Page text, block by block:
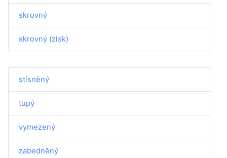
skrovný
skrovný (zisk)
stísněný
tupý
vymezený
zabedněný